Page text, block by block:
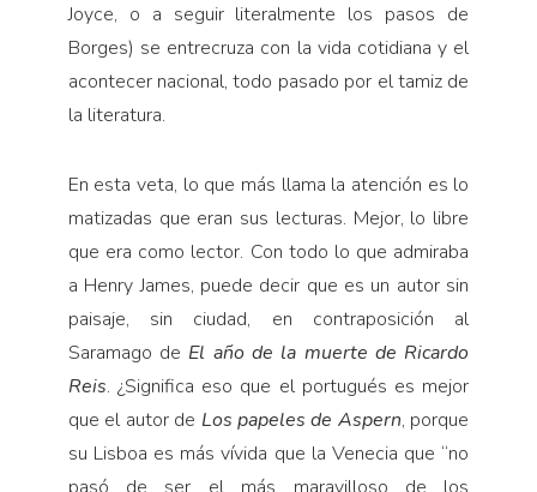
Joyce, o a seguir literalmente los pasos de
Borges) se entrecruza con la vida cotidiana y el
acontecer nacional, todo pasado por el tamiz de
la literatura.
En esta veta, lo que más llama la atención es lo
matizadas que eran sus lecturas. Mejor, lo libre
que era como lector. Con todo lo que admiraba
a Henry James, puede decir que es un autor sin
paisaje, sin ciudad, en contraposición al
Saramago de El año de la muerte de Ricardo
Reis. ¿Significa eso que el portugués es mejor
que el autor de Los papeles de Aspern, porque
su Lisboa es más vívida que la Venecia que “no